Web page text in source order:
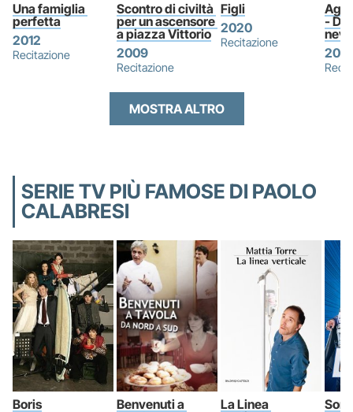
Una famiglia
perfetta
2012
Recitazione
Scontro di civiltà
per un ascensore
a piazza Vittorio
2009
Recitazione
Figli
2020
Recitazione
-
nevi
MOSTRA ALTRO
SERIE TV PIÙ FAMOSE DI PAOLO
CALABRESI
Boris
Benvenuti a
La Linea